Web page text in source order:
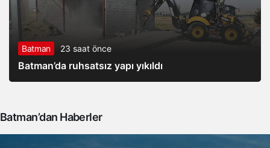
Batman 23 saat önce
Batman’da ruhsatsız yapı yıkıldı
Batman’dan Haberler